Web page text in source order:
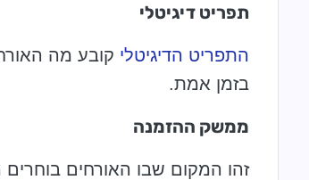
תפריט דיגיטלי
התפריט הדיגיטלי קובע מה
בזמן אמת.
ממשק ההזמנה
זהו המקום שבו האורחים